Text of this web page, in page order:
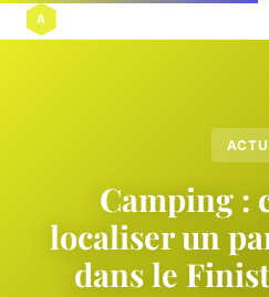
ACTU
Camping :
localiser un
dans le